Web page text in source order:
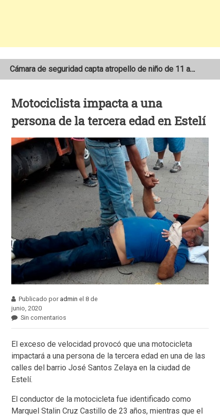
Cámara de seguridad capta atropello de niño de 11 años en el sector Las 3M de Matagalpa
Motociclista impacta a una
persona de la tercera edad en Estelí
Publicado por admin el 8 de
junio, 2020
Sin comentarios
El exceso de velocidad provocó que una motocicleta
impactará a una persona de la tercera edad en una de las
calles del barrio José Santos Zelaya en la ciudad de
Estelí.
El conductor de la motocicleta fue identificado como
Marquel Stalin Cruz Castillo de 23 años, mientras que el